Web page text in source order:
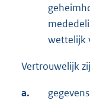
wettelijk
Vertrouwelijk
a.